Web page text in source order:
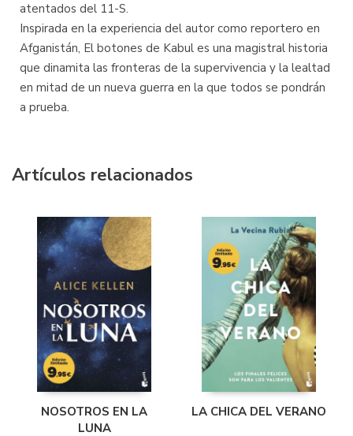
atentados del 11-S.
Inspirada en la experiencia del autor como reportero en
Afganistán, El botones de Kabul es una magistral historia
que dinamita las fronteras de la supervivencia y la lealtad
en mitad de un nueva guerra en la que todos se pondrán
a prueba.
Artículos relacionados
NOSOTROS EN LA
LUNA
LA CHICA DEL VERANO